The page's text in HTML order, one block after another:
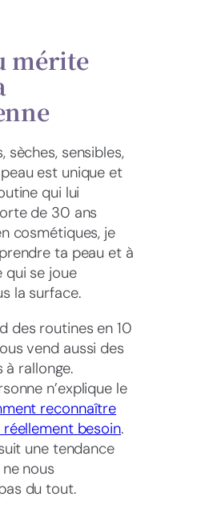
mérite
sèches, sensibles,
est unique et
qui lui
de 30 ans
cosmétiques, je
ta peau et à
se joue
la surface.
des routines en 10
vend aussi des
à rallonge.
n’explique le
reconnaître
besoin.
une tendance
nous
du tout.